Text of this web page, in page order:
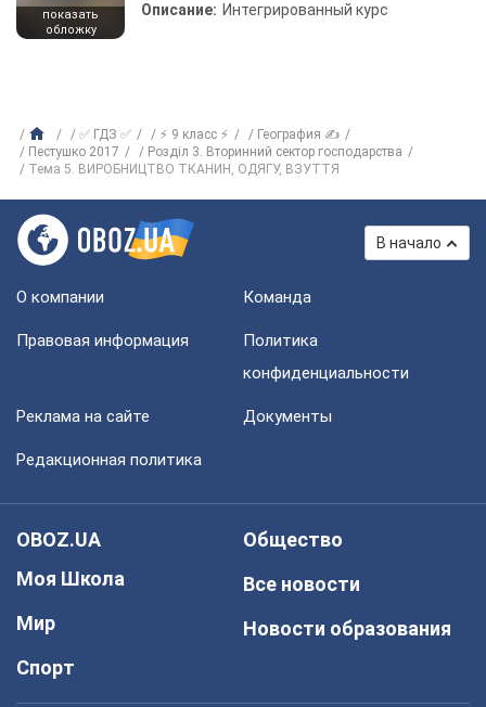
показать
обложку
Описание: Интегрированный курс
✅ ГДЗ ✅ ⚡ 9 класс ⚡
География ✍
Пестушко 2017
Розділ 3. Вторинний сектор господарства
Тема 5. ВИРОБНИЦТВО ТКАНИН, ОДЯГУ, ВЗУТТЯ
В начало
О компании Команда
Правовая информация
Политика
конфиденциальности
Реклама на сайте Документы
Редакционная политика
OBOZ.UA
Моя Школа
Мир
Спорт
Общество
Все новости
Новости образования